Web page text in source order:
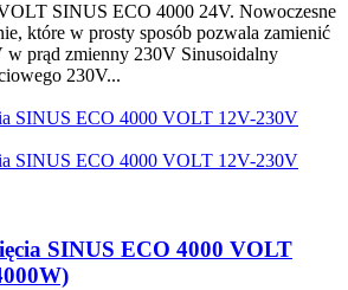
SINUS ECO 4000 24V. Nowoczesne
które w prosty sposób pozwala zamienić
w prąd zmienny 230V Sinusoidalny
230V...
SINUS ECO 4000 VOLT